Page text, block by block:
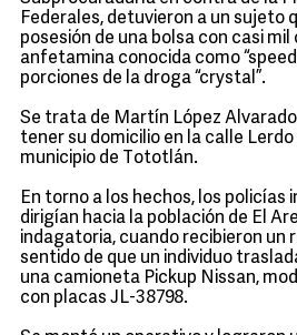
Federales, detuvieron a un sujeto
posesión de una bolsa con casi mil
anfetamina conocida como
porciones de la droga “crystal”.
Se trata de Martín López
tener su domicilio en la calle Lerdo
municipio de Tototlán.
En torno a los hechos, los policías
dirigían hacia la población de El
indagatoria, cuando recibieron un
sentido de que un individuo
una camioneta Pickup Nissan,
con placas JL-38798.